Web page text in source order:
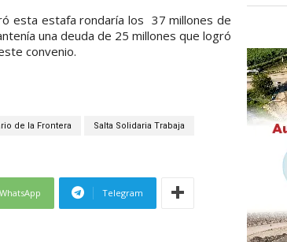
esta estafa rondaría los 37 millones de
una deuda de 25 millones que logró
convenio.
de la Frontera Salta Solidaria Trabaja
WhatsApp Telegram